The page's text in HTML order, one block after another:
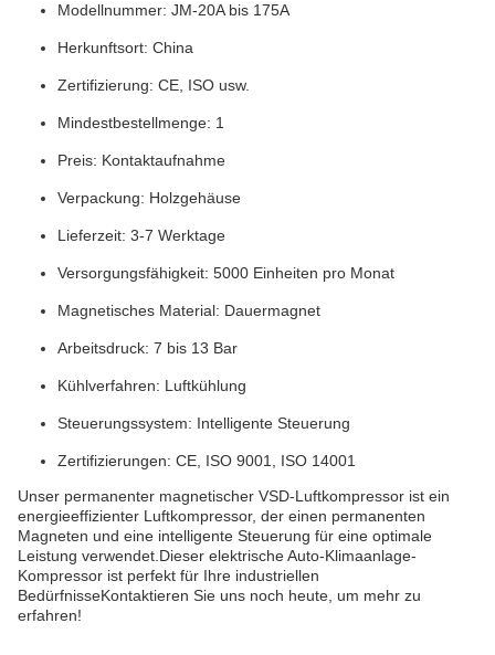
Modellnummer: JM-20A bis 175A
Herkunftsort: China
Zertifizierung: CE, ISO usw.
Mindestbestellmenge: 1
Preis: Kontaktaufnahme
Verpackung: Holzgehäuse
Lieferzeit: 3-7 Werktage
Versorgungsfähigkeit: 5000 Einheiten pro Monat
Magnetisches Material: Dauermagnet
Arbeitsdruck: 7 bis 13 Bar
Kühlverfahren: Luftkühlung
Steuerungssystem: Intelligente Steuerung
Zertifizierungen: CE, ISO 9001, ISO 14001
Unser permanenter magnetischer VSD-Luftkompressor ist ein
energieeffizienter Luftkompressor, der einen permanenten
Magneten und eine intelligente Steuerung für eine optimale
Leistung verwendet.Dieser elektrische Auto-Klimaanlage-
Kompressor ist perfekt für Ihre industriellen
BedürfnisseKontaktieren Sie uns noch heute, um mehr zu
erfahren!